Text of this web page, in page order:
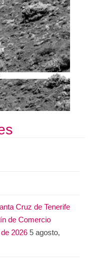
Cruz de Tenerife
de Comercio
2026 5 agosto,